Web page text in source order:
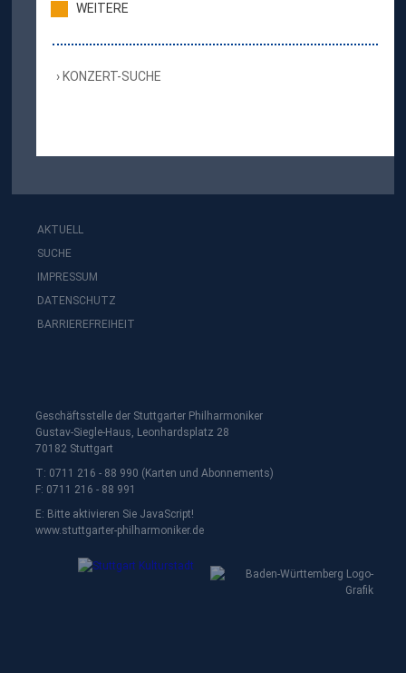
WEITERE
KONZERT-SUCHE
AKTUELL
SUCHE
IMPRESSUM
DATENSCHUTZ
BARRIEREFREIHEIT
Geschäftsstelle der Stuttgarter Philharmoniker
Gustav-Siegle-Haus, Leonhardsplatz 28
70182 Stuttgart
T: 0711 216 - 88 990 (Karten und Abonnements)
F: 0711 216 - 88 991
E: Bitte aktivieren Sie JavaScript!
www.stuttgarter-philharmoniker.de